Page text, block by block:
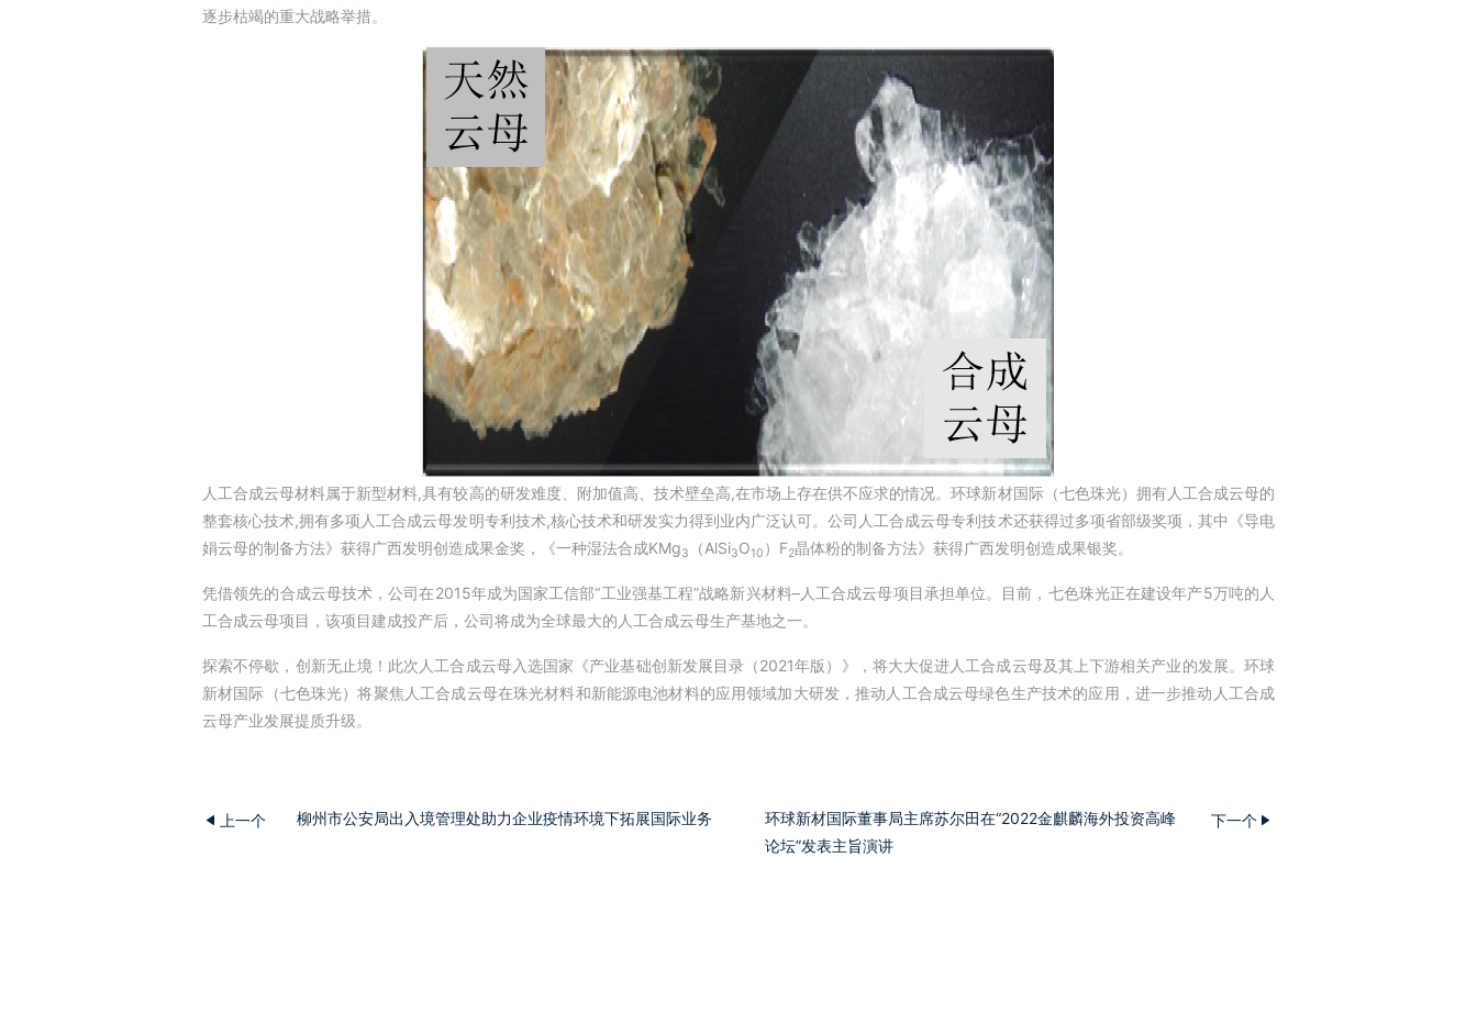
逐步枯竭的重大战略举措。
人工合成云母材料属于新型材料,具有较高的研发难度、附加值高、技术壁垒高,在市场上存在供不应求的情况。环球新材国际（七色珠光）拥有人工合成云母的
整套核心技术,拥有多项人工合成云母发明专利技术,核心技术和研发实力得到业内广泛认可。公司人工合成云母专利技术还获得过多项省部级奖项，其中《导电
娟云母的制备方法》获得广西发明创造成果金奖，《一种湿法合成KMg3 （AlSi3O10 ）F2晶体粉的制备方法》获得广西发明创造成果银奖。
凭借领先的合成云母技术，公司在2015年成为国家工信部“工业强基工程”战略新兴材料–人工合成云母项目承担单位。目前，七色珠光正在建设年产5万吨的人
工合成云母项目，该项目建成投产后，公司将成为全球最大的人工合成云母生产基地之一。
探索不停歇，创新无止境！此次人工合成云母入选国家《产业基础创新发展目录（2021年版）》，将大大促进人工合成云母及其上下游相关产业的发展。环球
新材国际（七色珠光）将聚焦人工合成云母在珠光材料和新能源电池材料的应用领域加大研发，推动人工合成云母绿色生产技术的应用，进一步推动人工合成
云母产业发展提质升级。
上一个 柳州市公安局出入境管理处助力企业疫情环境下拓展国际业务
环球新材国际董事局主席苏尔田在“2022金麒麟海外投资高峰
论坛”发表主旨演讲
下一个